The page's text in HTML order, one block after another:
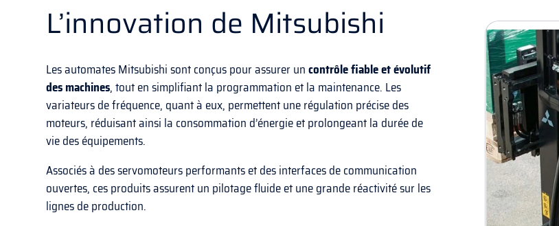
L’innovation de Mitsubishi
Les automates Mitsubishi sont conçus pour assurer uncontrôle fiable et évolutif
des machines, tout en simplifiant la programmation et la maintenance. Les
variateurs de fréquence, quant à eux, permettent une régulation précise des
moteurs, réduisant ainsi la consommation d’énergie et prolongeant la durée de
vie des équipements.
Associés à des servomoteurs performants et des interfaces de communication
ouvertes, ces produits assurent un pilotage fluide et une grande réactivité sur les
lignes de production.